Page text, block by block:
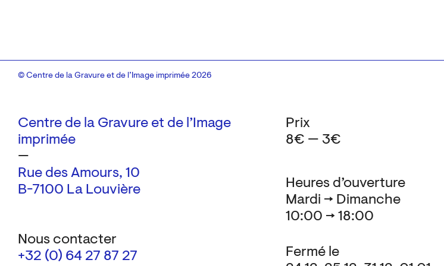
Centre de la Gravure et de l’Image
imprimée
—
Rue des Amours, 10
B-7100 La Louvière
Nous contacter
+32 (0) 64 27 87 27
Heures d’ouverture
Mardi → Dimanche
10:00 → 18:00
Fermé le
Prix
8€ — 3€
© Centre de la Gravure et de l’Image imprimée 2026